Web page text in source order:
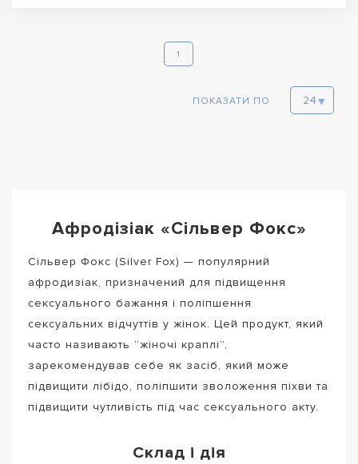
1
ПОКАЗАТИ ПО
Афродізіак «Сільвер Фокс»
Сільвер Фокс (Silver Fox) — популярний
афродизіак, призначений для підвищення
сексуального бажання і поліпшення
сексуальних відчуттів у жінок. Цей продукт, який
часто називають “жіночі краплі”,
зарекомендував себе як засіб, який може
підвищити лібідо, поліпшити зволоження піхви та
підвищити чутливість під час сексуального акту.
Склад і дія